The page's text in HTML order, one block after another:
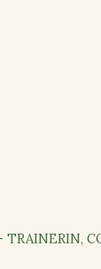
TRAINERIN,